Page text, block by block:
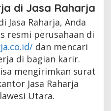
di Jasa Raharja
Jasa Raharja, Anda
resmi perusahaan di
dan mencari
di bagian karir.
mengirimkan surat
Jasa Raharja
Utara.